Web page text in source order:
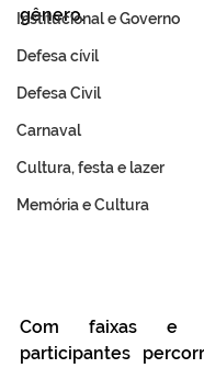
Institucional e Governo
Defesa cívil
Defesa Civil
Carnaval
Cultura, festa e lazer
Memória e Cultura
gênero.
Com faixas e
participantes